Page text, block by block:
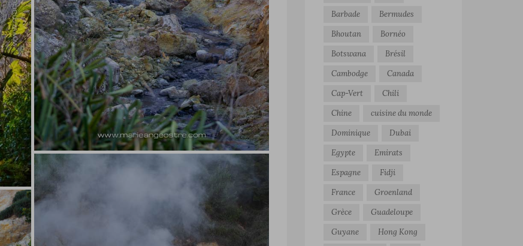
Barbade
Bermudes
Bhoutan
Bornéo
Botswana
Brésil
Cambodge
Canada
Cap-Vert
Chili
Chine
cuisine du monde
Dominique
Dubai
Egypte
Emirats
Espagne
Fidji
France
Groenland
Grèce
Guadeloupe
Guyane
Hong Kong